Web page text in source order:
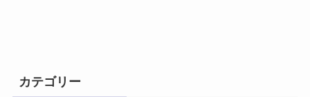
カテゴリー